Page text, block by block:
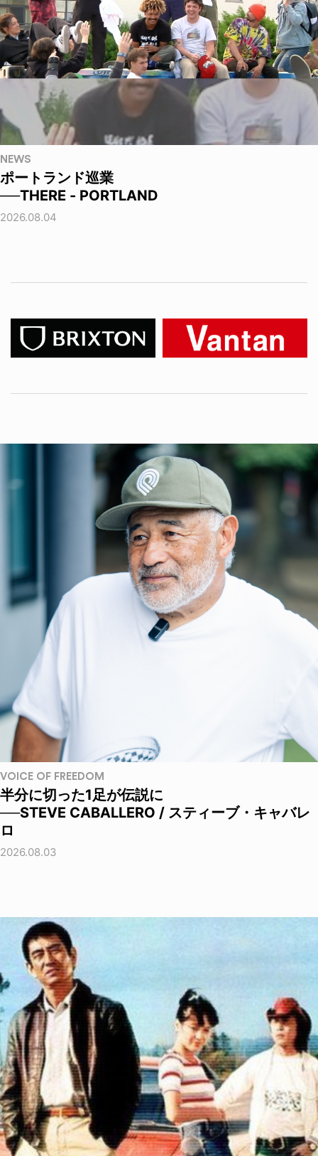
NEWS
ポートランド巡業
──THERE - PORTLAND
2026.08.04
VOICE OF FREEDOM
半分に切った1足が伝説に
──STEVE CABALLERO / スティーブ・キャバレ
ロ
2026.08.03